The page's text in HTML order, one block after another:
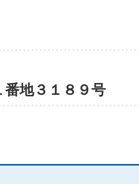
地３１８９号